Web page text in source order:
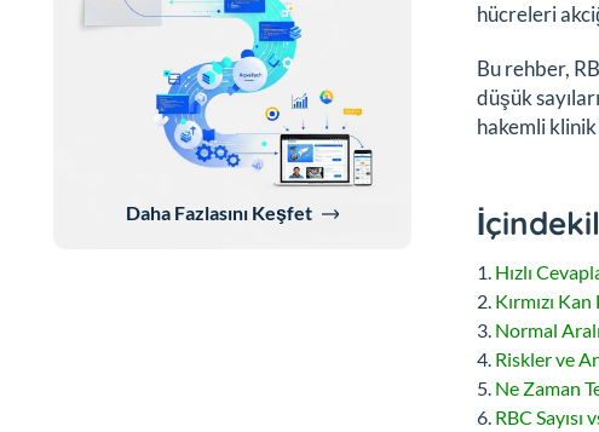
hücreleri
Bu rehber,
düşük
hakemli
Hızlı
Kırmızı
Normal
Riskler ve
Ne Zaman
RBC
Daha Fazlasını Keşfet